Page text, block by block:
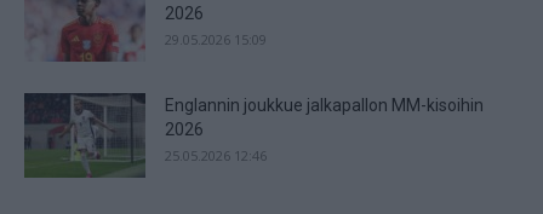
2026
29.05.2026 15:09
Englannin joukkue jalkapallon MM-kisoihin
2026
25.05.2026 12:46